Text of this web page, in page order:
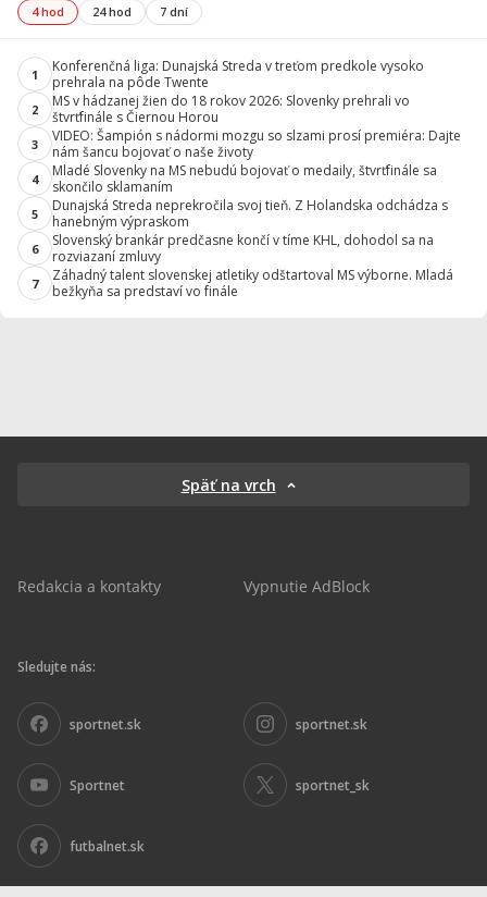
4 hod 24 hod 7 dní
1
Konferenčná liga: Dunajská Streda v treťom predkole vysoko
prehrala na pôde Twente
2
MS v hádzanej žien do 18 rokov 2026: Slovenky prehrali vo
štvrťfinále s Čiernou Horou
3
VIDEO: Šampión s nádormi mozgu so slzami prosí premiéra: Dajte
nám šancu bojovať o naše životy
4
Mladé Slovenky na MS nebudú bojovať o medaily, štvrťfinále sa
skončilo sklamaním
5
Dunajská Streda neprekročila svoj tieň. Z Holandska odchádza s
hanebným výpraskom
6
Slovenský brankár predčasne končí v tíme KHL, dohodol sa na
rozviazaní zmluvy
7
Záhadný talent slovenskej atletiky odštartoval MS výborne. Mladá
bežkyňa sa predstaví vo finále
Späť na vrch
Redakcia a kontakty Vypnutie AdBlock
Sledujte nás:
sportnet.sk sportnet.sk
Sportnet sportnet_sk
futbalnet.sk